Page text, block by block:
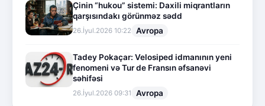
Çinin “hukou” sistemi: Daxili miqrantların
qarşısındakı görünməz sədd
26.İyul.2026 10:22 Avropa
Tadey Pokaçar: Velosiped idmanının yeni
fenomeni və Tur de Fransın əfsanəvi
səhifəsi
26.İyul.2026 09:31 Avropa